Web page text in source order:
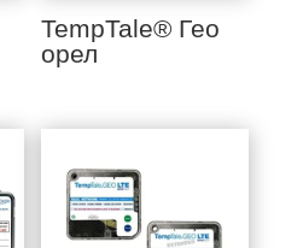
TempTale® Гео
орел